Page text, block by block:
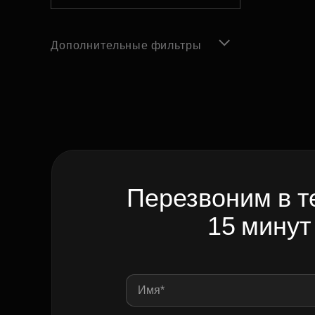
Дополнительные фильтры
Перезвоним в
15 минут